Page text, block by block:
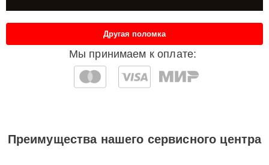
Мы принимаем к оплате:
Другая поломка
Преимущества нашего сервисного центра